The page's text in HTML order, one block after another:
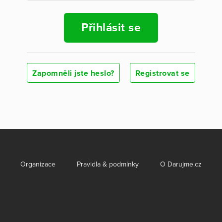
Přihlásit se
Zapomněli jste heslo? Registrovat se
Organizace Pravidla & podmínky O Darujme.cz